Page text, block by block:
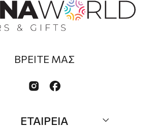
ΒΡΕΙΤΕ ΜΑΣ
 
ΕΤΑΙΡΕΙΑ